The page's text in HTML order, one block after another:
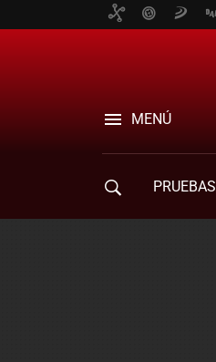
MENÚ
PRUEBAS